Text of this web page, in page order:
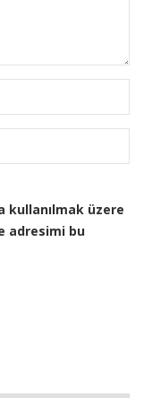
kullanılmak üzere
adresimi bu